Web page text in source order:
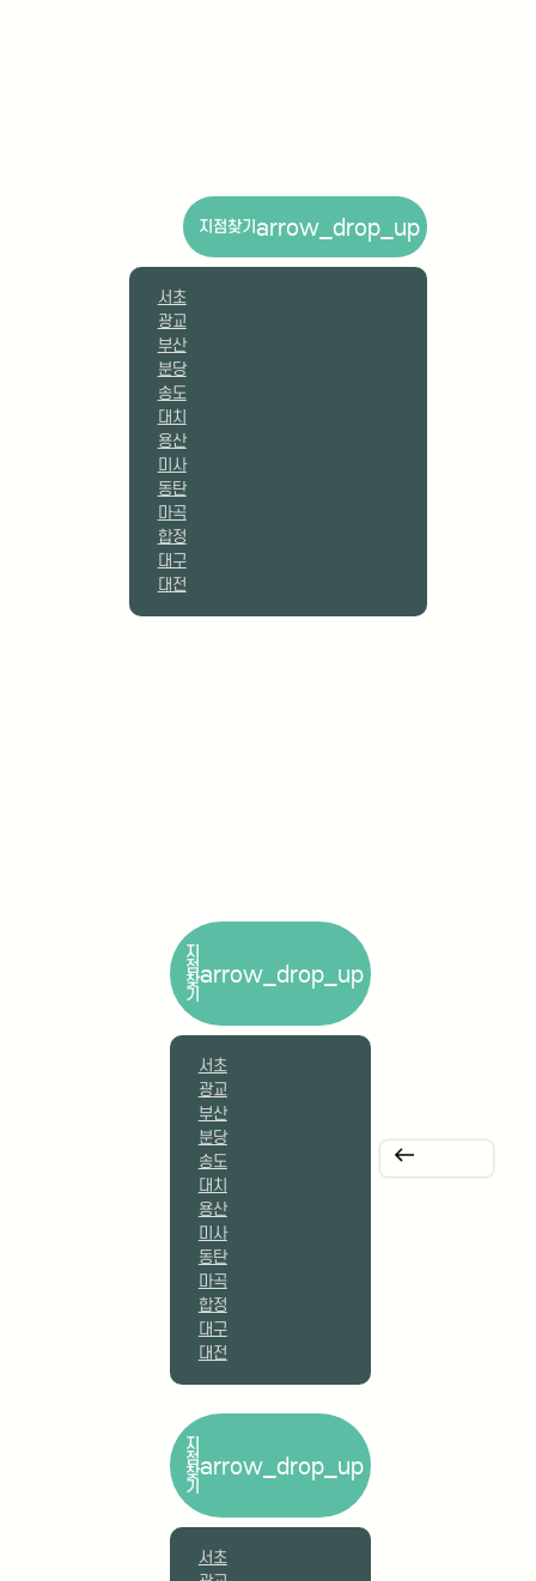
부산
분당
대치
용산
미사
동탄
마곡
합정
대구
대전
서초
광교
부산
분당
송도
대치
용산
미사
동탄
마곡
합정
대구
대전
지
찾
기
arrow_drop_up
서초
광교
부산
분당
송도
대치
용산